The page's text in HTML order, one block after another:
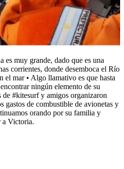
es muy grande, dado que es una
corrientes, donde desemboca el Río
el mar • Algo llamativo es que hasta
ningún elemento de su
#kitesurf y amigos organizaron
gastos de combustible de avionetas y
orando por su familia y
a Victoria.